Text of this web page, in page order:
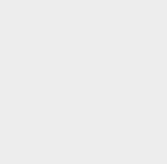
perder este dibujo!